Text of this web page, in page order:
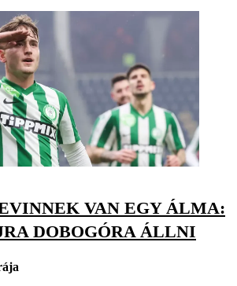
VAN EGY ÁLMA:
DOBOGÓRA ÁLLNI